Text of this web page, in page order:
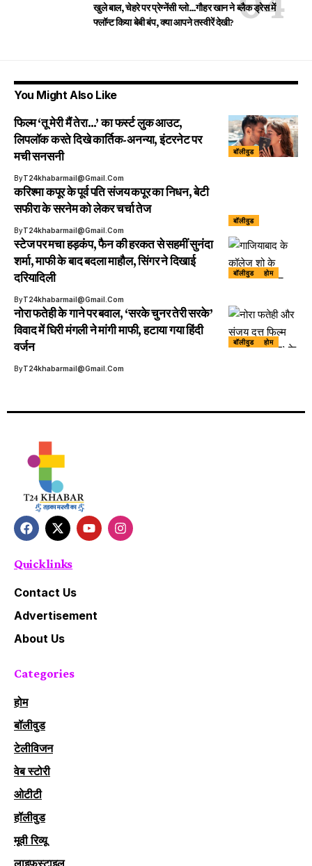
खुले बाल, चेहरे पर प्रेग्नेंसी ग्लो…गौहर खान ने ब्लैक ड्रेस में
फ्लॉन्ट किया बेबी बंप, क्या आपने तस्वीरें देखी?
You Might Also Like
बॉलीवुड
फिल्म ‘तू मेरी मैं तेरा…’ का फर्स्ट लुक आउट,
लिपलॉक करते दिखे कार्तिक-अनन्या, इंटरनेट पर
मची सनसनी
ByT24khabarmail@gmail.com
बॉलीवुड
करिश्मा कपूर के पूर्व पति संजय कपूर का निधन, बेटी
सफीरा के सरनेम को लेकर चर्चा तेज
ByT24khabarmail@gmail.com
बॉलीवुड होम
स्टेज पर मचा हड़कंप, फैन की हरकत से सहमीं सुनंदा
शर्मा, माफी के बाद बदला माहौल, सिंगर ने दिखाई
दरियादिली
ByT24khabarmail@gmail.com
बॉलीवुड होम
नोरा फतेही के गाने पर बवाल, ‘सरके चुनर तेरी सरके’
विवाद में घिरी मंगली ने मांगी माफी, हटाया गया हिंदी
वर्जन
ByT24khabarmail@gmail.com
Quick links
Contact Us
Advertisement
About Us
Categories
होम
बॉलीवुड
टेलीविजन
वेब स्टोरी
ओटीटी
हॉलीवुड
मूवी रिव्यू
लाइफस्टाइल